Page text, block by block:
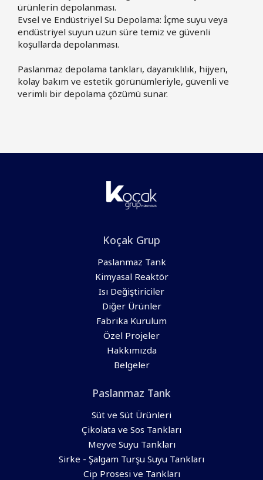
ürünlerin depolanması.
Evsel ve Endüstriyel Su Depolama: İçme suyu veya
endüstriyel suyun uzun süre temiz ve güvenli
koşullarda depolanması.
Paslanmaz depolama tankları, dayanıklılık, hijyen,
kolay bakım ve estetik görünümleriyle, güvenli ve
verimli bir depolama çözümü sunar.
Koçak Grup
Paslanmaz Tank
Kimyasal Reaktör
Isı Değiştiriciler
Diğer Ürünler
Fabrika Kurulum
Özel Projeler
Hakkımızda
Belgeler
Paslanmaz Tank
Süt ve Süt Ürünleri
Çikolata ve Sos Tankları
Meyve Suyu Tankları
Sirke - Şalgam Turşu Suyu Tankları
Cip Prosesi ve Tankları